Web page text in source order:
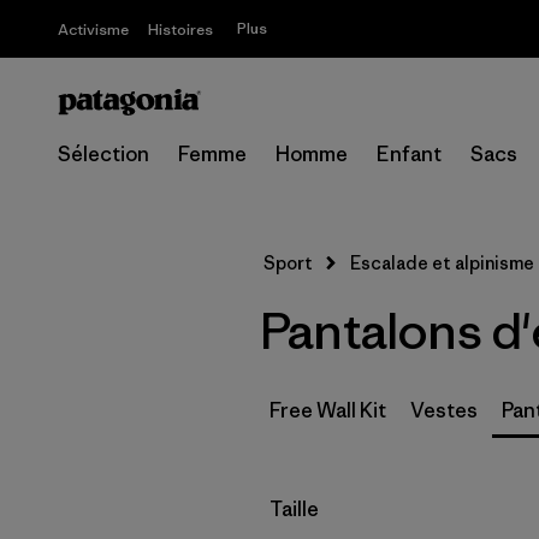
Activisme Histoires Plus
Sélection Femme Homme Enfant Sacs
Sport Escalade et alpinisme
Pantalons
Free Wall Kit Vestes
Filtrer par
Taille